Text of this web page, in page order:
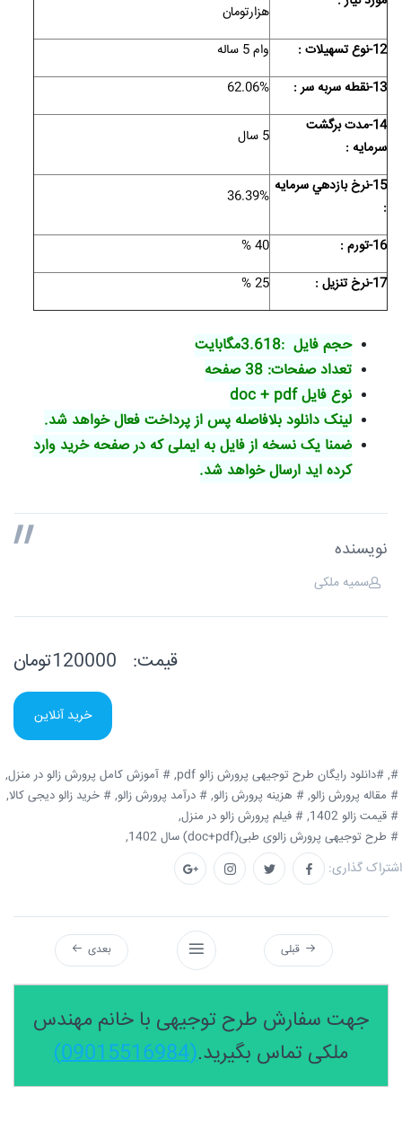
هزارتومان
12-نوع تسهيلات :
وام 5 ساله
13-نقطه سربه سر :
62.06%
14-مدت برگشت
سرمايه :
5 سال
15-نرخ بازدهي سرمايه
:
36.39%
16-تورم :
40 %
17-نرخ تنزیل :
25 %
حجم فایل :3.618مگابایت
تعداد صفحات: 38 صفحه
نوع فایل doc + pdf
لینک دانلود بلافاصله پس از پرداخت فعال خواهد شد.
ضمنا یک نسخه از فایل به ایملی که در صفحه خرید وارد
کرده اید ارسال خواهد شد.
نویسنده
سمیه ملکی
قیمت:
خرید آنلاین
#, #دانلود رایگان طرح توجیهی پرورش زالو pdf,
# آموزش کامل پرورش زالو در منزل,
# مقاله پرورش زالو, # هزینه پرورش زالو, # درآمد پرورش زالو, # خرید زالو دیجی کالا,
# قیمت زالو 1402,
# فیلم پرورش زالو در منزل,
# طرح توجیهی پرورش زالوی طبی(doc+pdf) سال 1402,
اشتراک گذاری:
قبلی بعدی
جهت سفارش طرح توجیهی با خانم مهندس
ملکی تماس بگیرید.(09015516984)